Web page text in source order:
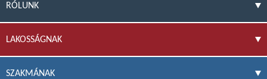
RÓLUNK
LAKOSSÁGNAK
SZAKMÁNAK